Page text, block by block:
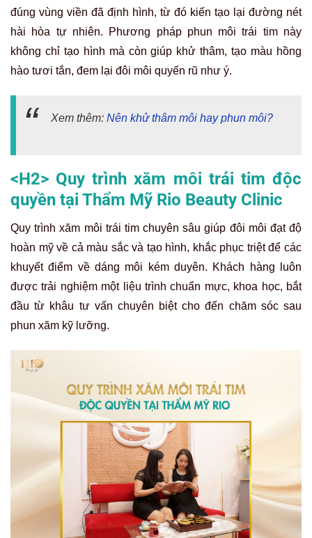
đúng vùng viền đã định hình, từ đó kiến tạo lại đường nét
hài hòa tự nhiên. Phương pháp phun môi trái tim này
không chỉ tạo hình mà còn giúp khử thâm, tạo màu hồng
hào tươi tắn, đem lại đôi môi quyến rũ như ý.
Xem thêm: Nên khử thâm môi hay phun môi?
<H2> Quy trình xăm môi trái tim độc
quyền tại Thẩm Mỹ Rio Beauty Clinic
Quy trình xăm môi trái tim chuyên sâu giúp đôi môi đạt độ
hoàn mỹ về cả màu sắc và tạo hình, khắc phục triệt để các
khuyết điểm về dáng môi kém duyên. Khách hàng luôn
được trải nghiệm một liệu trình chuẩn mực, khoa học, bắt
đầu từ khâu tư vấn chuyên biệt cho đến chăm sóc sau
phun xăm kỹ lưỡng.